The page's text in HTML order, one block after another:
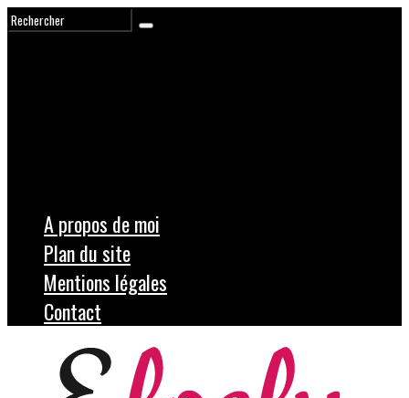
A propos de moi
Plan du site
Mentions légales
Contact